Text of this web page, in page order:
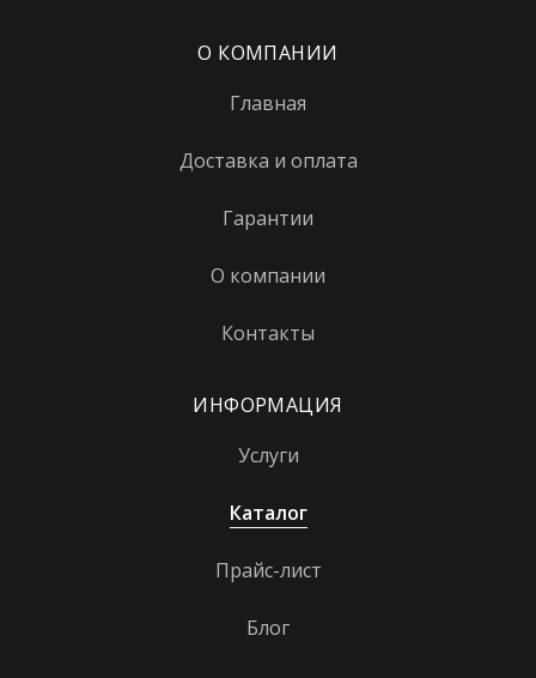
О КОМПАНИИ
Главная
Доставка и оплата
Гарантии
О компании
Контакты
ИНФОРМАЦИЯ
Услуги
Каталог
Прайс-лист
Блог